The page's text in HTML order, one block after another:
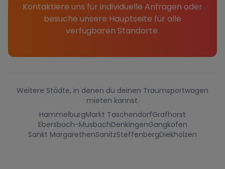
Kontaktiere uns für individuelle Anfragen oder
besuche unsere Hauptseite für alle
verfügbaren Standorte.
Weitere Städte, in denen du deinen Traumsportwagen
mieten kannst.
HammelburgMarkt TaschendorfGrafhorst
Ebersbach-MusbachDenkingenGangkofen
Sankt MargarethenSanitzSteffenbergDiekholzen